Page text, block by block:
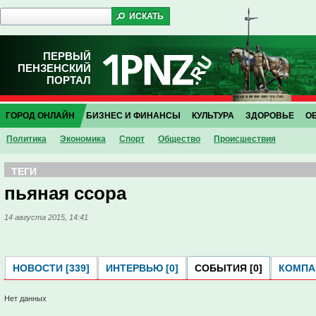
ПЕРВЫЙ
ПЕНЗЕНСКИЙ
ПОРТАЛ
ГОРОД ОНЛАЙН
Политика Экономика Спорт Общество Проиcшествия
БИЗНЕС И ФИНАНСЫ КУЛЬТУРА ЗДОРОВЬЕ
ТЕГИ
пьяная ссора
14 августа 2015, 14:41
НОВОСТИ [339] ИНТЕРВЬЮ [0] СОБЫТИЯ [0]
Нет данных